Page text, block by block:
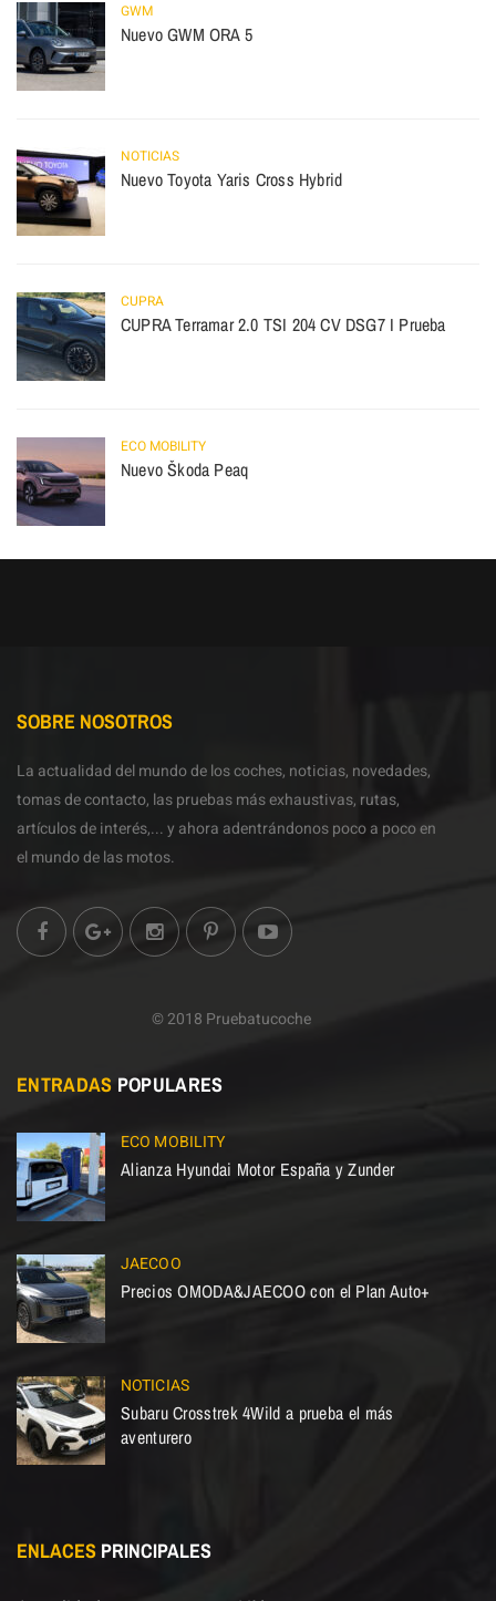
GWM
Nuevo GWM ORA 5
NOTICIAS
Nuevo Toyota Yaris Cross Hybrid
CUPRA
CUPRA Terramar 2.0 TSI 204 CV DSG7 I Prueba
ECO MOBILITY
Nuevo Škoda Peaq
SOBRE NOSOTROS
La actualidad del mundo de los coches, noticias, novedades,
tomas de contacto, las pruebas más exhaustivas, rutas,
artículos de interés,... y ahora adentrándonos poco a poco en
el mundo de las motos.
© 2018 Pruebatucoche
ENTRADAS POPULARES
ECO MOBILITY
Alianza Hyundai Motor España y Zunder
JAECOO
Precios OMODA&JAECOO con el Plan Auto+
NOTICIAS
Subaru Crosstrek 4Wild a prueba el más
aventurero
ENLACES PRINCIPALES